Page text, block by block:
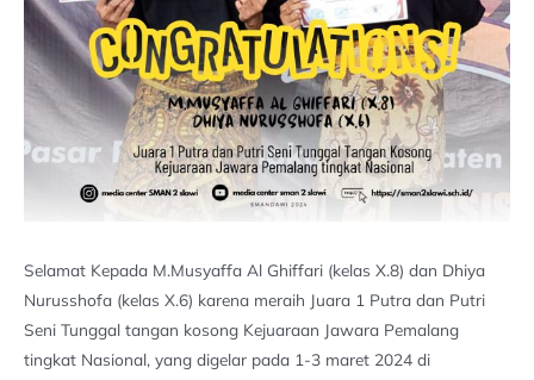
Selamat Kepada M.Musyaffa Al Ghiffari (kelas X.8) dan Dhiya
Nurusshofa (kelas X.6) karena meraih Juara 1 Putra dan Putri
Seni Tunggal tangan kosong Kejuaraan Jawara Pemalang
tingkat Nasional, yang digelar pada 1-3 maret 2024 di